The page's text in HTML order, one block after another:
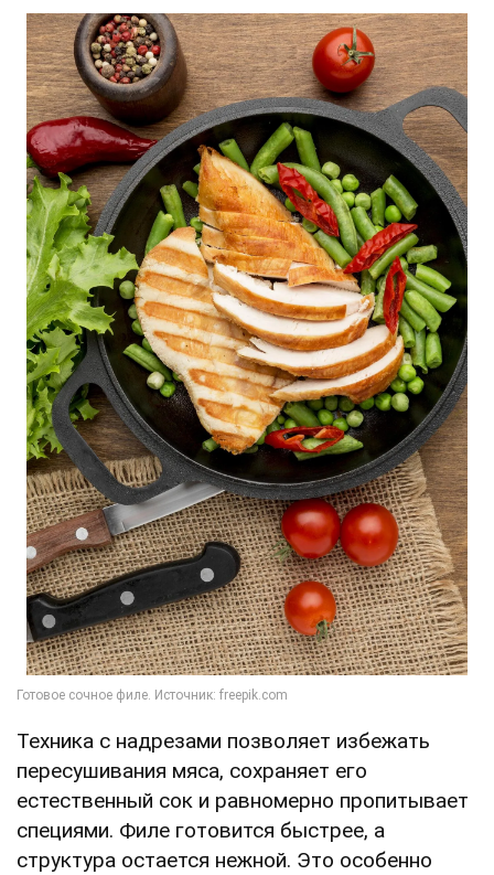
Техника с надрезами позволяет избежать
пересушивания мяса, сохраняет его
естественный сок и равномерно пропитывает
специями. Филе готовится быстрее, а
структура остается нежной. Это особенно